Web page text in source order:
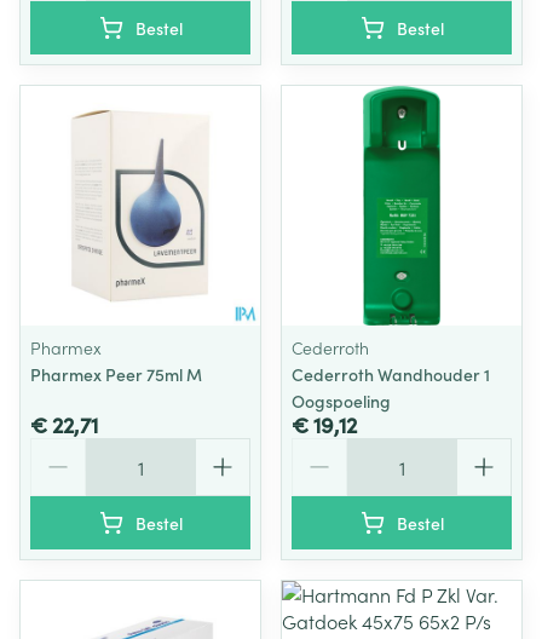
Bestel Bestel
Pharmex
Pharmex Peer 75ml M
€ 22,71
Bestel
Cederroth
Cederroth Wandhouder 1
Oogspoeling
€ 19,12
Bestel